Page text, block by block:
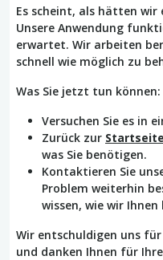
Es scheint, als hätten wir
Unsere Anwendung
erwartet. Wir arbeiten
schnell wie möglich zu
Was Sie jetzt tun können:
Versuchen Sie es in
Zurück zur Startseite
was Sie benötigen.
Kontaktieren Sie
Problem weiterhin
wissen, wie wir
Wir entschuldigen uns
und danken Ihnen für